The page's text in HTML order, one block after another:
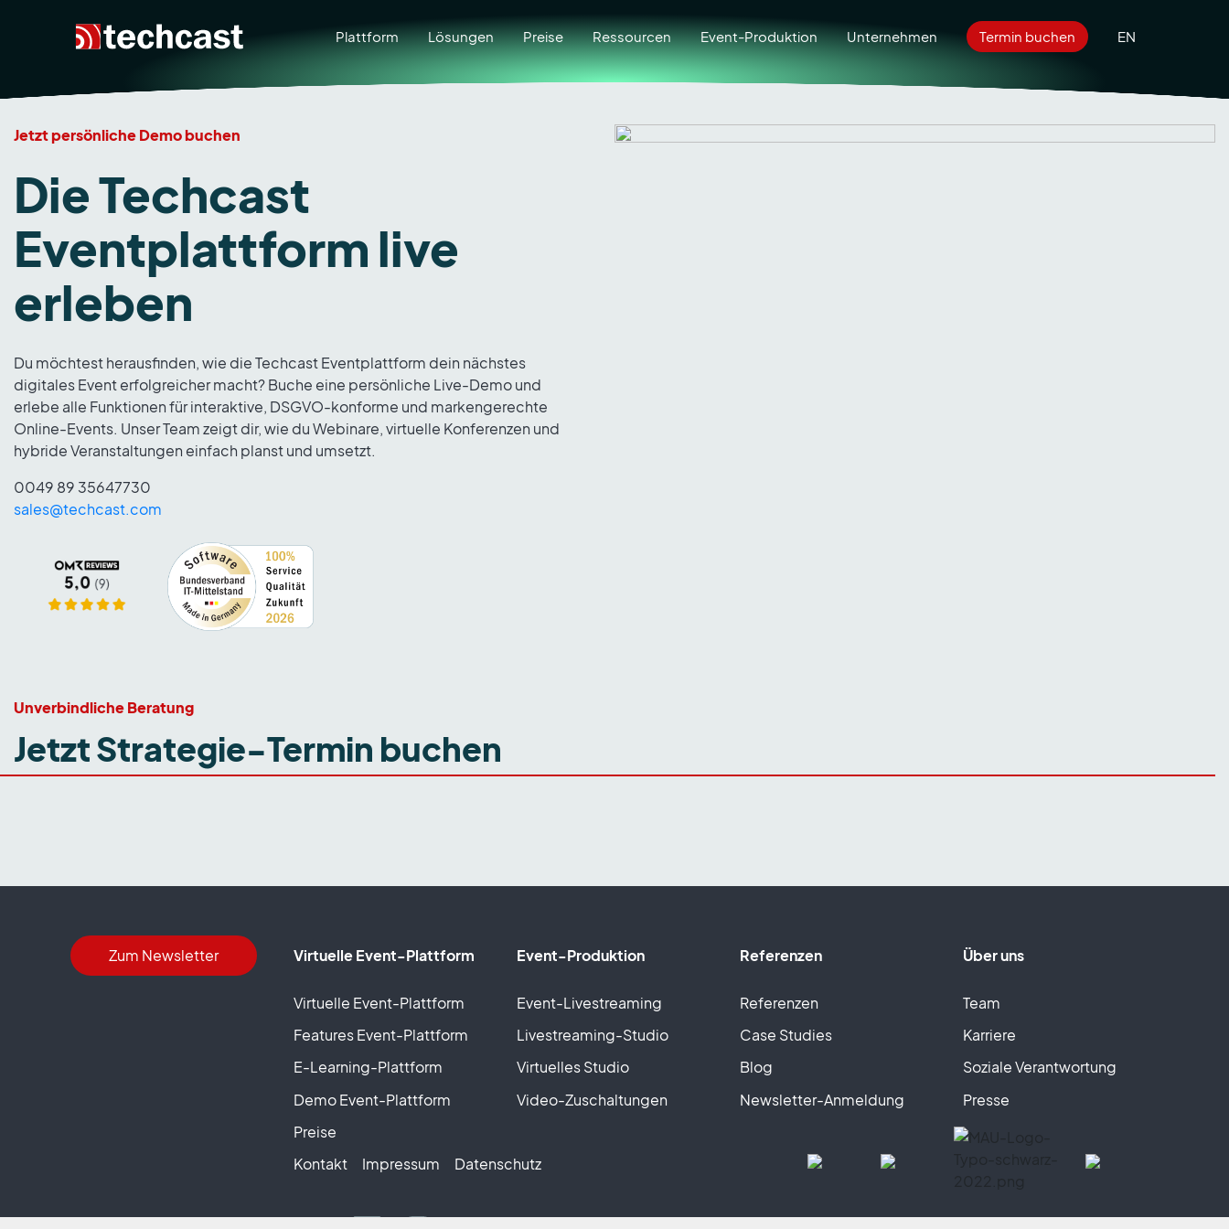
Plattform Lösungen Preise Ressourcen Event-Produktion Unternehmen Termin buchen EN
Jetzt persönliche Demo buchen
Die Techcast
Eventplattform live
erleben
Du möchtest herausfinden, wie die Techcast Eventplattform dein nächstes
digitales Event erfolgreicher macht? Buche eine persönliche Live-Demo und
erlebe alle Funktionen für interaktive, DSGVO-konforme und markengerechte
Online-Events. Unser Team zeigt dir, wie du Webinare, virtuelle Konferenzen und
hybride Veranstaltungen einfach planst und umsetzt.
0049 89 35647730
sales@techcast.com
Unverbindliche Beratung
Jetzt Strategie-Termin buchen
Zum Newsletter Virtuelle Event-Plattform
Virtuelle Event-Plattform
Features Event-Plattform
E-Learning-Plattform
Demo Event-Plattform
Preise
Event-Produktion
Event-Livestreaming
Livestreaming-Studio
Virtuelles Studio
Video-Zuschaltungen
Referenzen
Referenzen
Case Studies
Blog
Newsletter-Anmeldung
Über uns
Team
Karriere
Soziale Verantwortung
Presse
Kontakt Impressum Datenschutz